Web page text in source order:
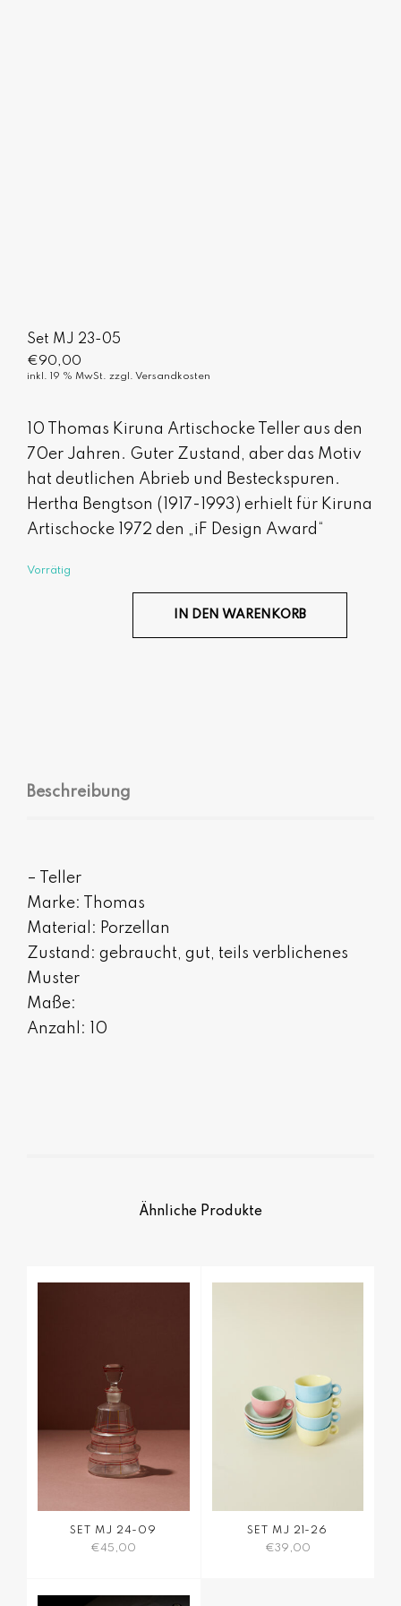
Set MJ 23-05
€90,00
inkl. 19 % MwSt. zzgl. Versandkosten
10 Thomas Kiruna Artischocke Teller aus den
70er Jahren. Guter Zustand, aber das Motiv
hat deutlichen Abrieb und Besteckspuren.
Hertha Bengtson (1917-1993) erhielt für Kiruna
Artischocke 1972 den „iF Design Award“
Vorrätig
IN DEN WARENKORB
Beschreibung
– Teller
Marke: Thomas
Material: Porzellan
Zustand: gebraucht, gut, teils verblichenes
Muster
Maße:
Anzahl: 10
Ähnliche Produkte
SET MJ 24-09
€45,00
SET MJ 21-26
€39,00